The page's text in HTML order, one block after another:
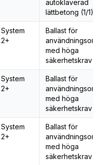
autoklaverad
lättbetong (1/1)
System
2+
Ballast för
med höga
säkerhetskrav
System
2+
Ballast för
med höga
säkerhetskrav
System
2+
Ballast för
med höga
säkerhetskrav